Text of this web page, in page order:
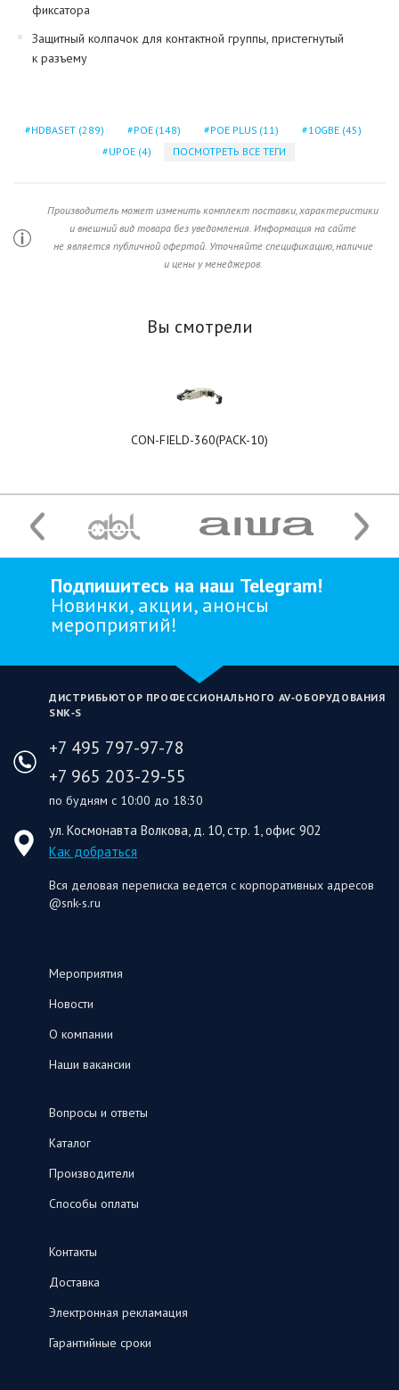
фиксатора
Защитный колпачок для контактной группы, пристегнутый
к разъему
HDBASET (289) POE (148) POE PLUS (11) 10GBE (45)
UPOE (4) ПОСМОТРЕТЬ ВСЕ ТЕГИ
Производитель может изменить комплект поставки, характеристики
и внешний вид товара без уведомления. Информация на сайте
не является публичной офертой. Уточняйте спецификацию, наличие
и цены у менеджеров.
Вы смотрели
CON-FIELD-360(PACK-10)
Подпишитесь на наш Telegram!
Новинки, акции, анонсы
мероприятий!
ДИСТРИБЬЮТОР ПРОФЕССИОНАЛЬНОГО AV‑ОБОРУДОВАНИЯ
SNK‑S
+7 495 797-97-78
+7 965 203-29-55
по будням с 10:00 до 18:30
ул. Космонавта Волкова, д. 10, стр. 1, офис 902
Как добраться
Вся деловая переписка ведется с корпоративных адресов
@snk-s.ru
Мероприятия
Новости
О компании
Наши вакансии
Вопросы и ответы
Каталог
Производители
Способы оплаты
Контакты
Доставка
Электронная рекламация
Гарантийные сроки